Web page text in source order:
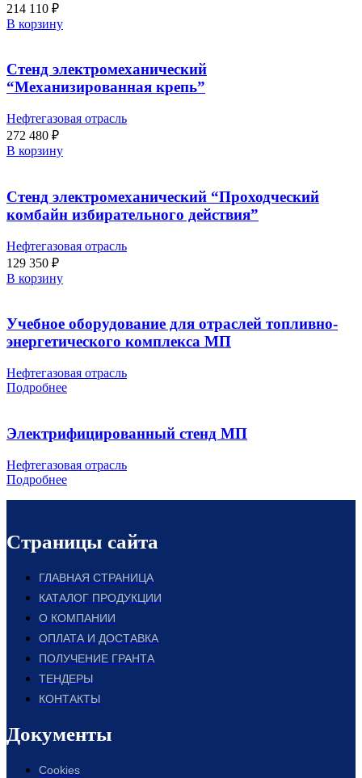
214 110 ₽
В корзину
Стенд электромеханический
“Механизированная крепь”
Нефтегазовая отрасль
272 480 ₽
В корзину
Стенд электромеханический “Проходческий
комбайн избирательного действия”
Нефтегазовая отрасль
129 350 ₽
В корзину
Учебное оборудование для отраслей топливно-
энергетического комплекса МП
Нефтегазовая отрасль
Подробнее
Электрифицированный стенд МП
Нефтегазовая отрасль
Подробнее
Страницы сайта
ГЛАВНАЯ СТРАНИЦА
КАТАЛОГ ПРОДУКЦИИ
О КОМПАНИИ
ОПЛАТА И ДОСТАВКА
ПОЛУЧЕНИЕ ГРАНТА
ТЕНДЕРЫ
КОНТАКТЫ
Документы
Cookies